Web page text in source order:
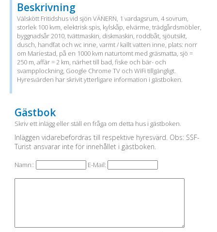
Beskrivning
Välskött Fritidshus vid sjön VÄNERN, 1 vardagsrum, 4 sovrum,
storlek 100 kvm, elektrisk spis, kylskåp, elvärme, trädgårdsmöbler,
byggnadsår 2010, tvättmaskin, diskmaskin, roddbåt, sjöutsikt,
dusch, handfat och wc inne, varmt / kallt vatten inne, plats: norr
om Mariestad, på en 1000 kvm naturtomt med gräsmatta, sjö =
250 m, affär = 2 km, närhet till bad, fiske och bär- och
svampplockning, Google Chrome TV och WiFi tillgängligt.
Hyresvärden har skrivit ytterligare information i gästboken.
Gästbok
Skriv ett inlägg eller ställ en fråga om detta hus i gästboken.
Inläggen vidarebefordras till respektive hyresvärd. Obs: SSF-
Turist ansvarar inte för innehållet i gästboken.
Namn:: E-Mail: